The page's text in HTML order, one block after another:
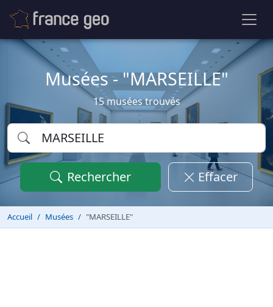
Musées - "MARSEILLE"
15 musées trouvés
Rechercher Effacer
Accueil Musées "MARSEILLE"